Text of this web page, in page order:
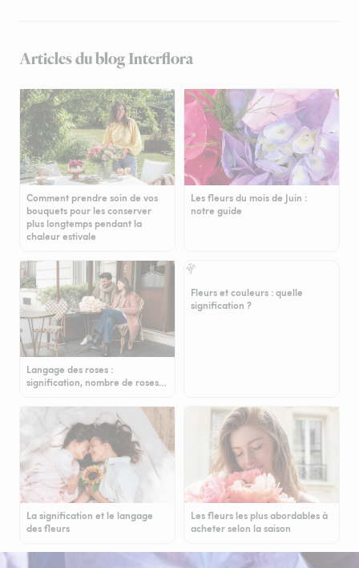
Articles du blog Interflora
Comment prendre soin de vos
bouquets pour les conserver
plus longtemps pendant la
chaleur estivale
Les fleurs du mois de Juin :
notre guide
Langage des roses :
signification, nombre de roses…
Fleurs et couleurs : quelle
signification ?
La signification et le langage
des fleurs
Les fleurs les plus abordables à
acheter selon la saison